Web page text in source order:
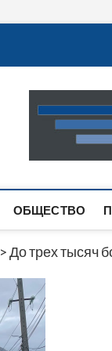
САМАЯ
САЙТЕ ВЫ
ОБЩЕСТВО
>До трех тысяч